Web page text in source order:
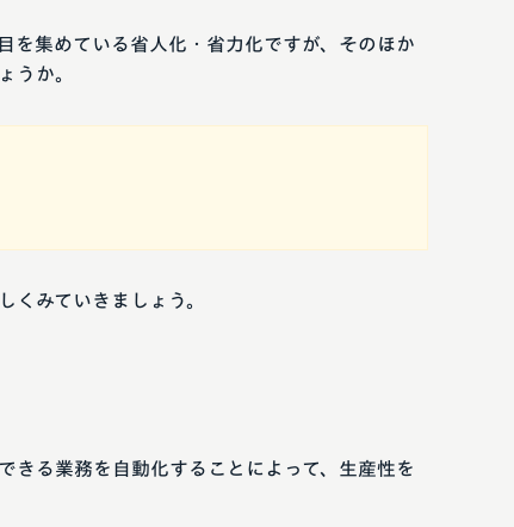
を集めている省人化・省力化ですが、そのほか
うか。
くみていきましょう。
きる業務を自動化することによって、生産性を